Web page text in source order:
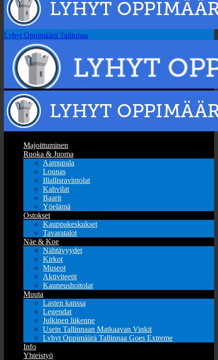
Lyhyt Oppimäärä Tallinnaa
Majoittuminen
Ruoka & Juoma
Aamupala
Lounas
Illallisravintolat
Kahvilat
Baarit
Yöelämä
Ostokset
Kauppakeskukset
Tavaratalot
Näe & Koe
Nähtävyydet
Kirkot
Museot
Aktiviteetit
Kauneushoitolat
Muuta
Lasten kanssa
Legendat
Julkinen liikenne
Usein Tallinnaan Matkaavan Vinkit
Lyhyt Oppimäärä Tallinnaa Goes Extreme
Info
Yhteistyö